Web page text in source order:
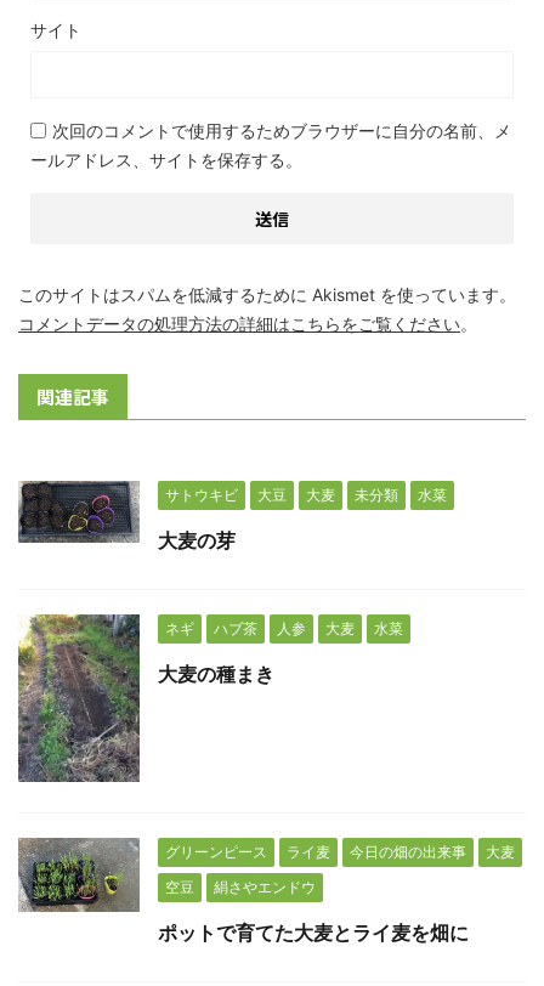
サイト
次回のコメントで使用するためブラウザーに自分の名前、メ
ールアドレス、サイトを保存する。
このサイトはスパムを低減するために Akismet を使っています。
コメントデータの処理方法の詳細はこちらをご覧ください。
関連記事
サトウキビ 大豆 大麦 未分類 水菜
大麦の芽
ネギ ハブ茶 人参 大麦 水菜
大麦の種まき
グリーンピース ライ麦 今日の畑の出来事
大麦
空豆
絹さやエンドウ
ポットで育てた大麦とライ麦を畑に